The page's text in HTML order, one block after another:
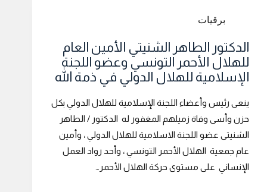
برقيات
الدكتور الطاهر الشنيتي الأمين العام
للهلال الأحمر التونسي وعضو اللجنة
الإسلامية للهلال الدولي في ذمة الله
ينعى رئيس وأعضاء اللجنة الإسلامية للهلال الدولي بكل
حزن وأسى وفاة زميلهم المغفور له الدكتور / الطاهر
الشنيتى عضو اللجنة الاسلامية للهلال الدولي ، وأمين
عام جمعية الهلال الأحمر التونسي ، وأحد رواد العمل
الإنساني على مستوى حركة الهلال الأحمر…